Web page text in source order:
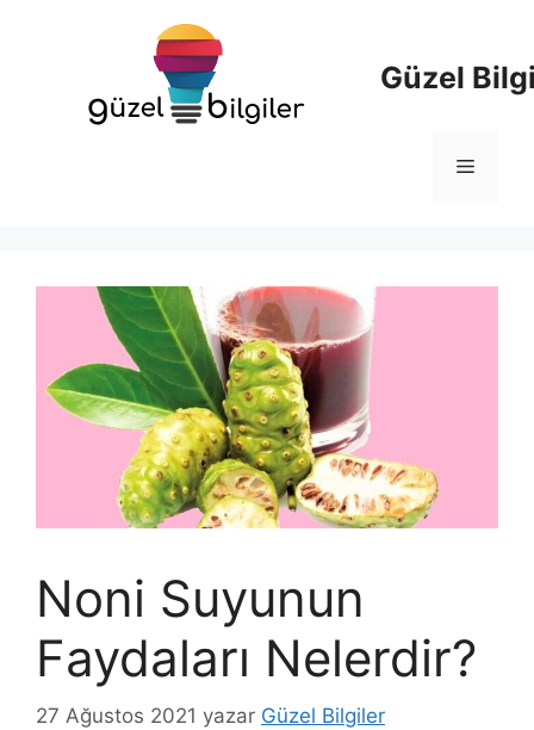
Güzel
Menü
Noni Suyunun
Faydaları Nelerdir?
27 Ağustos 2021 yazar Güzel Bilgiler